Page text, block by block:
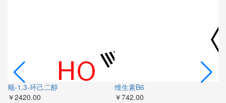
顺-1,3-环己二醇
￥2420.00
维生素B6
￥742.00